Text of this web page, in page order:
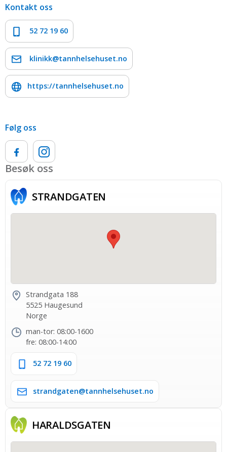
Kontakt oss
52 72 19 60
klinikk@tannhelsehuset.no
https://tannhelsehuset.no
Følg oss
Besøk oss
STRAND­GATEN
Strandgata 188
5525 Haugesund
Norge
man-tor: 08:00-1600
fre: 08:00-14:00
52 72 19 60
strandgaten@tannhelsehuset.no
HARALDS­GATEN